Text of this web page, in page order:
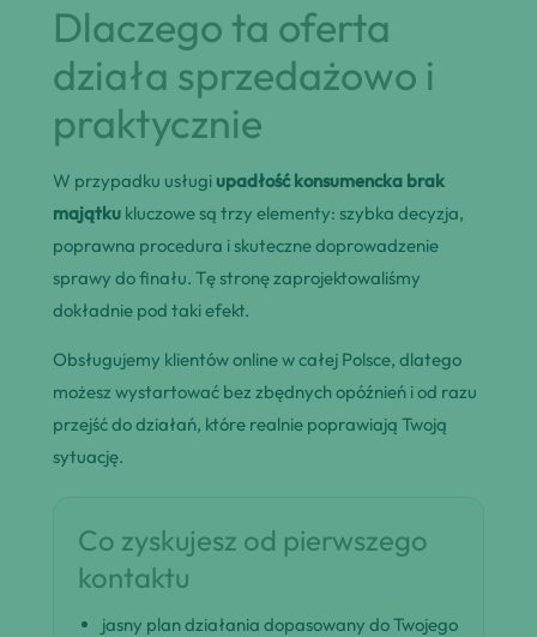
Dlaczego ta oferta
działa sprzedażowo i
praktycznie
W przypadku usługi upadłość konsumencka brak
majątku kluczowe są trzy elementy: szybka decyzja,
poprawna procedura i skuteczne doprowadzenie
sprawy do finału. Tę stronę zaprojektowaliśmy
dokładnie pod taki efekt.
Obsługujemy klientów online w całej Polsce, dlatego
możesz wystartować bez zbędnych opóźnień i od razu
przejść do działań, które realnie poprawiają Twoją
sytuację.
Co zyskujesz od pierwszego
kontaktu
jasny plan działania dopasowany do Twojego